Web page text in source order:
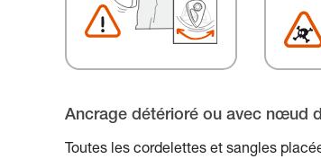
Ancrage détérioré ou avec nœud
Toutes les cordelettes et sangles